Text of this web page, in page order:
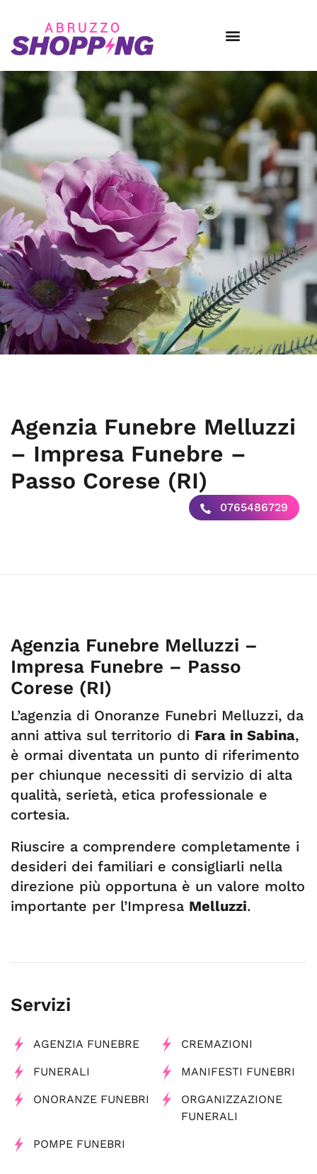
Agenzia Funebre Melluzzi
– Impresa Funebre –
Passo Corese (RI)
0765486729
Agenzia Funebre Melluzzi –
Impresa Funebre – Passo
Corese (RI)
L’agenzia di Onoranze Funebri Melluzzi, da
anni attiva sul territorio di Fara in Sabina,
è ormai diventata un punto di riferimento
per chiunque necessiti di servizio di alta
qualità, serietà, etica professionale e
cortesia.
Riuscire a comprendere completamente i
desideri dei familiari e consigliarli nella
direzione più opportuna è un valore molto
importante per l’Impresa Melluzzi.
Servizi
AGENZIA FUNEBRE CREMAZIONI
FUNERALI MANIFESTI FUNEBRI
ONORANZE FUNEBRI
ORGANIZZAZIONE
FUNERALI
POMPE FUNEBRI